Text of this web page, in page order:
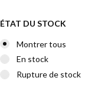
ÉTAT DU STOCK
Montrer tous
En stock
Rupture de stock